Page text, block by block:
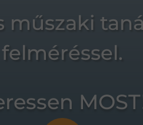
műszaki
felméréssel.